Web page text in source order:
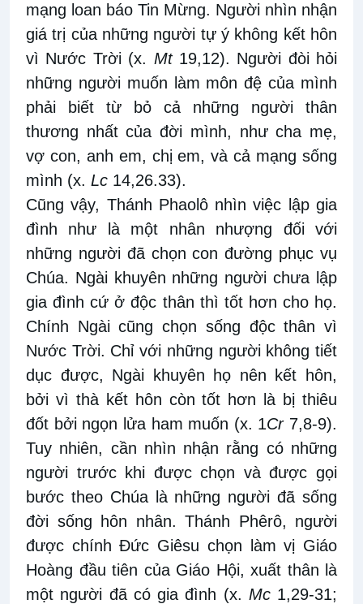
mạng loan báo Tin Mừng. Người nhìn nhận
giá trị của những người tự ý không kết hôn
vì Nước Trời (x. Mt19,12). Người đòi hỏi
những người muốn làm môn đệ của mình
phải biết từ bỏ cả những người thân
thương nhất của đời mình, như cha mẹ,
vợ con, anh em, chị em, và cả mạng sống
mình (x. Lc 14,26.33).
Cũng vậy, Thánh Phaolônhìn việc lập gia
đình như là một nhân nhượng đối với
những người đã chọn con đường phục vụ
Chúa. Ngài khuyên những người chưa lập
gia đình cứ ở độc thân thì tốt hơn cho họ.
Chính Ngài cũng chọn sống độc thân vì
Nước Trời. Chỉ với những người không tiết
dục được, Ngài khuyên họ nên kết hôn,
bởi vì thà kết hôn còn tốt hơn là bị thiêu
đốt bởi ngọn lửa ham muốn (x. 1Cr7,8-9).
Tuy nhiên, cần nhìn nhận rằng có những
người trước khi được chọn và được gọi
bước theo Chúa là những người đã sống
đời sống hôn nhân. Thánh Phêrô, người
được chính Đức Giêsu chọn làm vị Giáo
Hoàng đầu tiên của Giáo Hội, xuất thân là
một người đã có gia đình (x. Mc1,29-31;